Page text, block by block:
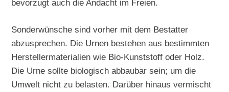
bevorzugt auch die Andacht im Freien.
Sonderwünsche sind vorher mit dem Bestatter
abzusprechen. Die Urnen bestehen aus bestimmten
Herstellermaterialien wie Bio-Kunststoff oder Holz.
Die Urne sollte biologisch abbaubar sein; um die
Umwelt nicht zu belasten. Darüber hinaus vermischt